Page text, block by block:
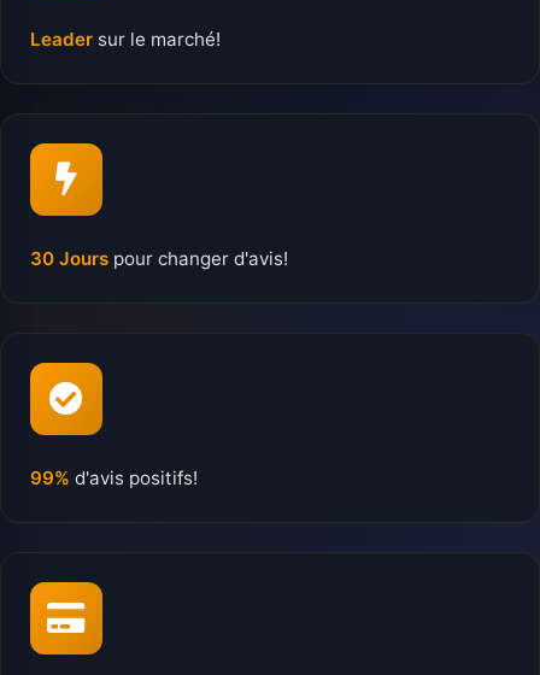
Leader sur le marché!
30 Jours pour changer d'avis!
99% d'avis positifs!